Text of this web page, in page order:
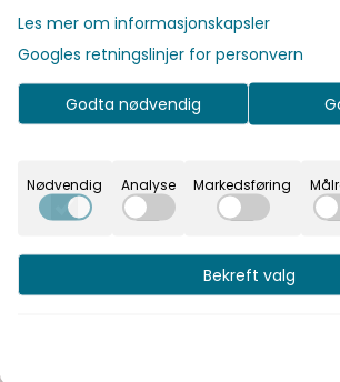
Fluer
Les mer om informasjonskapsler
Googles retningslinjer for personvern
Godta nødvendig
Nødvendig Analyse Markedsføring
Bekreft valg